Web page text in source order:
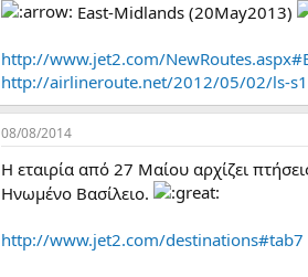
East-Midlands (20May2013)
http://www.jet2.com/
http://airlineroute.net/2012/05/02/ls-
08/08/2014
Η εταιρία από 27 Μαίου αρχίζει
Ηνωμένο Βασίλειο.
http://www.jet2.com/destinations#tab7